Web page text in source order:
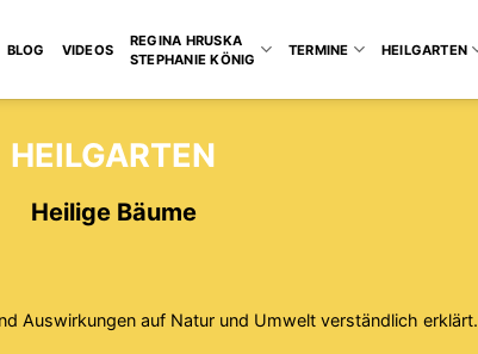
BLOG VIDEOS
REGINA HRUSKA
STEPHANIE KÖNIG
TERMINE HEILGARTEN
HEILGARTEN
Heilige Bäume
Auswirkungen auf Natur und Umwelt verständlich erklärt.